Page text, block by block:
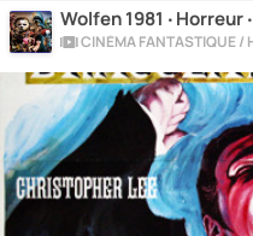
Wolfen 1981 ‧ Horreur
CINÉMA FANTASTIQUE /